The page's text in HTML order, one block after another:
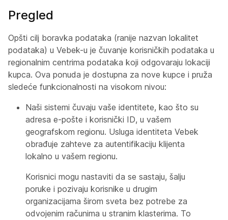
Pregled
Opšti cilj boravka podataka (ranije nazvan lokalitet
podataka) u Vebek-u je čuvanje korisničkih podataka u
regionalnim centrima podataka koji odgovaraju lokaciji
kupca. Ova ponuda je dostupna za nove kupce i pruža
sledeće funkcionalnosti na visokom nivou:
Naši sistemi čuvaju vaše identitete, kao što su
adresa e-pošte i korisnički ID, u vašem
geografskom regionu. Usluga identiteta Vebek
obrađuje zahteve za autentifikaciju klijenta
lokalno u vašem regionu.
Korisnici mogu nastaviti da se sastaju, šalju
poruke i pozivaju korisnike u drugim
organizacijama širom sveta bez potrebe za
odvojenim računima u stranim klasterima. To